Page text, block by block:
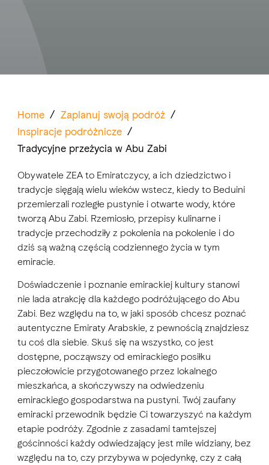
Home / Zaplanuj swoją podróż /
Inspiracje podróżnicze /
Tradycyjne przeżycia w Abu Zabi
Obywatele ZEA to Emiratczycy, a ich dziedzictwo i
tradycje sięgają wielu wieków wstecz, kiedy to Beduini
przemierzali rozległe pustynie i otwarte wody, które
tworzą Abu Zabi. Rzemiosło, przepisy kulinarne i
tradycje przechodziły z pokolenia na pokolenie i do
dziś są ważną częścią codziennego życia w tym
emiracie.
Doświadczenie i poznanie emirackiej kultury stanowi
nie lada atrakcję dla każdego podróżującego do Abu
Zabi. Bez względu na to, w jaki sposób chcesz poznać
autentyczne Emiraty Arabskie, z pewnością znajdziesz
tu coś dla siebie. Skuś się na wszystko, co jest
dostępne, począwszy od emirackiego posiłku
pieczołowicie przygotowanego przez lokalnego
mieszkańca, a skończywszy na odwiedzeniu
emirackiego gospodarstwa na pustyni. Twój zaufany
emiracki przewodnik będzie Ci towarzyszyć na każdym
etapie podróży. Zgodnie z zasadami tamtejszej
gościnności każdy odwiedzający jest mile widziany, bez
względu na to, czy przybywa w pojedynkę, czy z całą